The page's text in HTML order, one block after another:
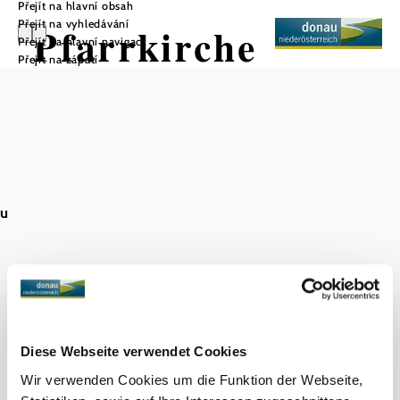
Diese Webseite verwendet Cookies
Wir verwenden Cookies um die Funktion der Webseite,
Přejít na hlavní obsah
Přejít na vyhledávání
Přejít na hlavní navigaci
Přejít na zápatí
Pfarrkirche
Objevování okolí
Poloměr
hledání